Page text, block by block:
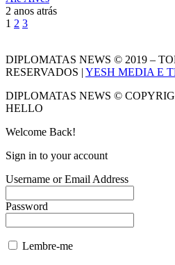
2 anos atrás
1 2 3
DIPLOMATAS NEWS © 2019 –
RESERVADOS | YESH MEDIA E
DIPLOMATAS NEWS ©
HELLO
Welcome Back!
Sign in to your account
Username or Email Address
Password
Lembre-me